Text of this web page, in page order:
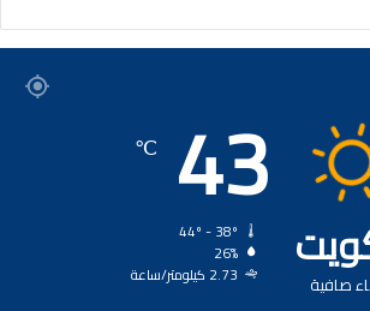
صافية
43
℃
26%
2.73 كيلومتر/ساعة